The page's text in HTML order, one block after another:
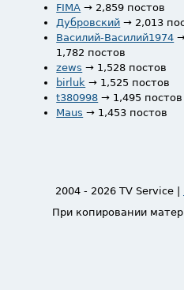
FIMA → 2,859 постов
Дубровский → 2,013
Василий-Василий1974
1,782 постов
zews → 1,528 постов
birluk → 1,525 постов
t380998 → 1,495 постов
Maus → 1,453 постов
2004 - 2026 TV Service |
При копировании